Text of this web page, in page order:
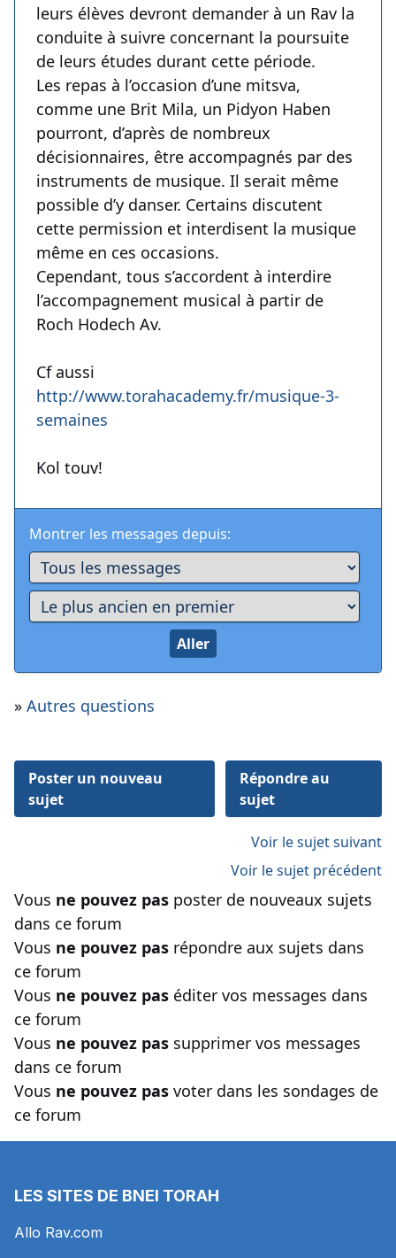
leurs élèves devront demander à un Rav la
conduite à suivre concernant la poursuite
de leurs études durant cette période.
Les repas à l’occasion d’une mitsva,
comme une Brit Mila, un Pidyon Haben
pourront, d’après de nombreux
décisionnaires, être accompagnés par des
instruments de musique. Il serait même
possible d’y danser. Certains discutent
cette permission et interdisent la musique
même en ces occasions.
Cependant, tous s’accordent à interdire
l’accompagnement musical à partir de
Roch Hodech Av.
Cf aussi
http://www.torahacademy.fr/musique-3-
semaines
Kol touv!
Montrer les messages depuis:
» Autres questions
Poster un nouveau
sujet
Répondre au
sujet
Voir le sujet suivant
Voir le sujet précédent
Vous ne pouvez pas poster de nouveaux sujets
dans ce forum
Vous ne pouvez pas répondre aux sujets dans
ce forum
Vous ne pouvez pas éditer vos messages dans
ce forum
Vous ne pouvez pas supprimer vos messages
dans ce forum
Vous ne pouvez pas voter dans les sondages de
ce forum
LES SITES DE BNEI TORAH
Allo Rav.com